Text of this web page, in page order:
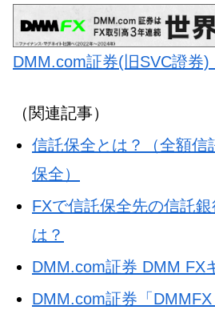
DMM.com証券(旧SVC證券)
（関連記事）
信託保全とは？（全額信
保全）
FXで信託保全先の信託
は？
DMM.com証券 DMM FX
DMM.com証券「